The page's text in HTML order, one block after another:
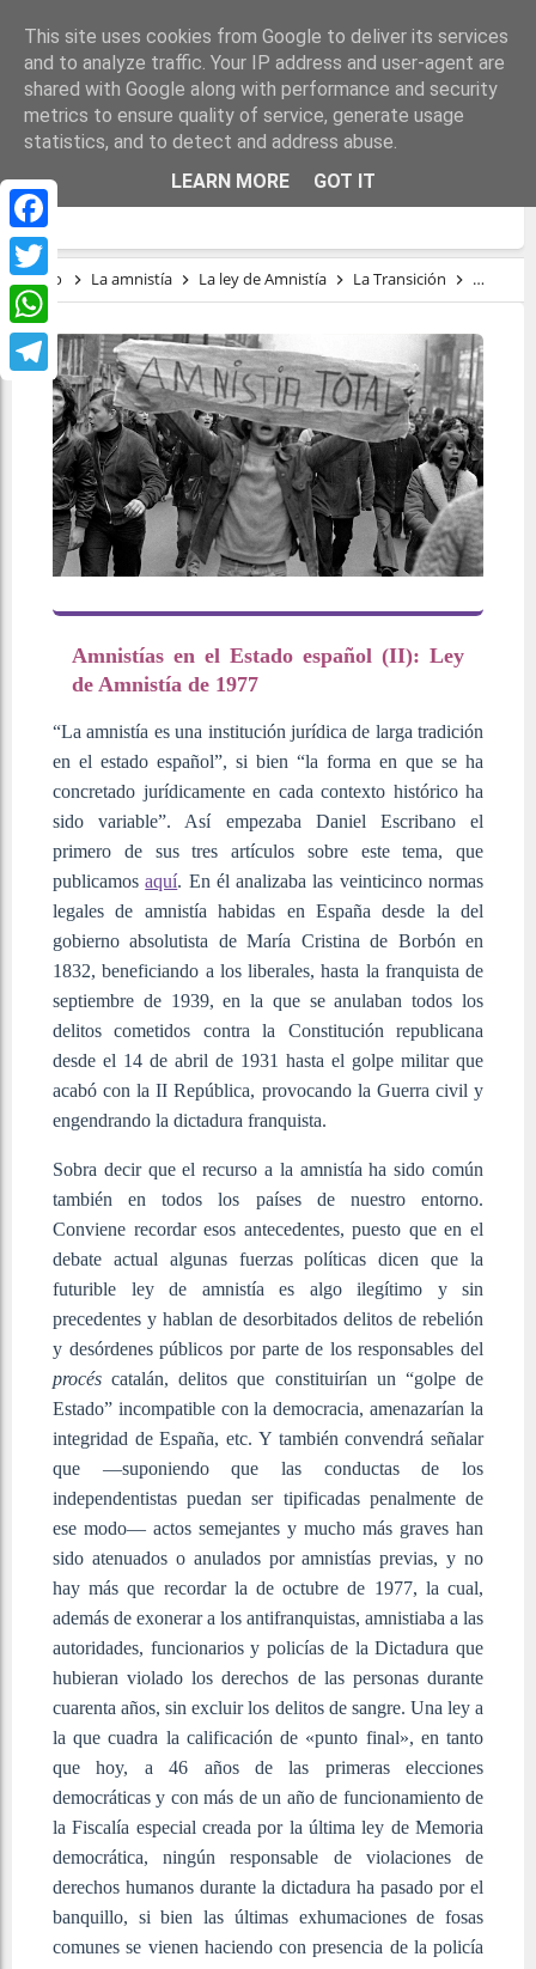
Facebook
Twitter
WhatsApp
Telegram
AMNISTÍAS EN EL ESTADO ESPAÑOL (II):
LEY DE AMNISTÍA DE 1977
Inicio La amnistía La ley de Amnistía La Transición régimen
Amnistías en el Estado español (II): Ley
de Amnistía de 1977
“La amnistía es una institución jurídica de larga tradición
en el estado español”, si bien “la forma en que se ha
concretado jurídicamente en cada contexto histórico ha
sido variable”. Así empezaba Daniel Escribano el
primero de sus tres artículos sobre este tema, que
publicamosaquí. En él analizaba las veinticinco normas
legales de amnistía habidas en España desde la del
gobierno absolutista de María Cristina de Borbón en
1832, beneficiando a los liberales, hasta la franquista de
septiembre de 1939, en la que se anulaban todos los
delitos cometidos contra la Constitución republicana
desde el 14 de abril de 1931 hasta el golpe militar que
acabó con la II República, provocando la Guerra civil y
engendrando la dictadura franquista.
Sobra decir que el recurso a la amnistía ha sido común
también en todos los países de nuestro entorno.
Conviene recordar esos antecedentes, puesto que en el
debate actual algunas fuerzas políticas dicen que la
futurible ley de amnistía es algo ilegítimo y sin
precedentes y hablan de desorbitados delitos de rebelión
y desórdenes públicos por parte de los responsables del
procés catalán, delitos que constituirían un “golpe de
Estado” incompatible con la democracia, amenazarían la
integridad de España, etc. Y también convendrá señalar
que —suponiendo que las conductas de los
independentistas puedan ser tipificadas penalmente de
ese modo— actos semejantes y mucho más graves han
sido atenuados o anulados por amnistías previas, y no
hay más que recordar la de octubre de 1977, la cual,
además de exonerar a los antifranquistas, amnistiaba a las
autoridades, funcionarios y policías de la Dictadura que
hubieran violado los derechos de las personas durante
cuarenta años, sin excluir los delitos de sangre. Una ley a
la que cuadra la calificación de «punto final», en tanto
que hoy, a 46 años de las primeras elecciones
democráticas y con más de un año de funcionamiento de
la Fiscalía especial creada por la última ley de Memoria
democrática, ningún responsable de violaciones de
derechos humanos durante la dictadura ha pasado por el
banquillo, si bien las últimas exhumaciones de fosas
comunes se vienen haciendo con presencia de la policía
This site uses cookies from Google to deliver its services
and to analyze traffic. Your IP address and user-agent are
shared with Google along with performance and security
metrics to ensure quality of service, generate usage
statistics, and to detect and address abuse.
LEARN MORE
GOT IT